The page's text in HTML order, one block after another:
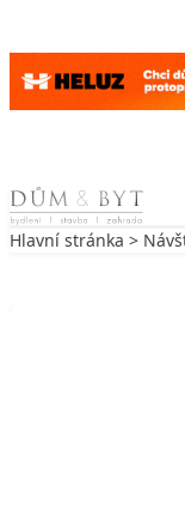
Skip to content
Hlavní stránka >